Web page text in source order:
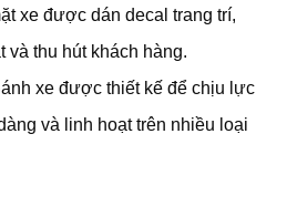
xe được dán decal trang trí,
và thu hút khách hàng.
xe được thiết kế để chịu lực
và linh hoạt trên nhiều loại